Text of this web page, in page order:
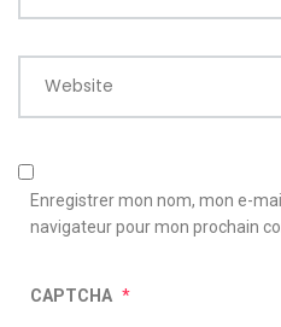
Website
Enregistrer mon nom, mon e-
navigateur pour mon prochain
CAPTCHA *